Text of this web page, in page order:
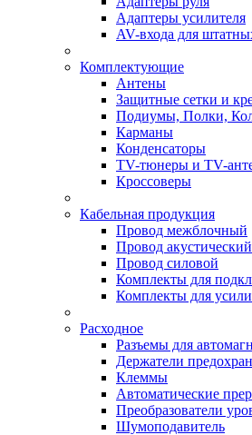
Адаптеры усилителя
AV-входа для
Комплектующие
Антены
Защитные сетки и
Подиумы, Полки,
Карманы
Конденсаторы
TV-тюнеры и TV-
Кроссоверы
Кабельная продукция
Провод межблочный
Провод акустический
Провод силовой
Комплекты для
Комплекты для
Расходное
Разъемы для
Держатели
Клеммы
Автоматические
Преобразователи
Шумоподавитель